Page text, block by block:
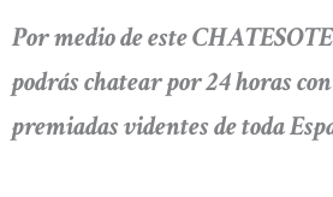
Por medio de este
podrás chatear por 24 horas
premiadas videntes de toda